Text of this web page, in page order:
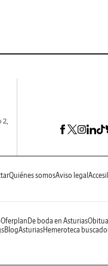
2,
Quiénes somosAviso legal
Oferplan De boda en Asturias
BlogAsturiasHemeroteca